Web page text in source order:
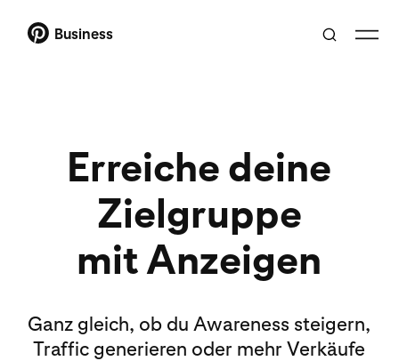
Business
Erreiche deine
Zielgruppe
mit Anzeigen
Ganz gleich, ob du Awareness steigern,
Traffic generieren oder mehr Verkäufe